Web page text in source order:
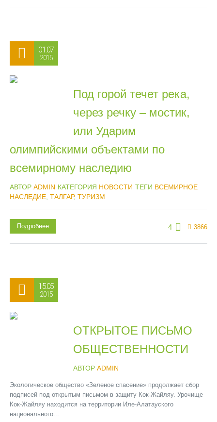
01.07
2015
Под горой течет река,
через речку – мостик,
или Ударим
олимпийскими объектами по
всемирному наследию
АВТОР ADMIN КАТЕГОРИЯ НОВОСТИ ТЕГИ ВСЕМИРНОЕ
НАСЛЕДИЕ ТАЛГАР, ТУРИЗМ
4 3866
Подробнее
15.05
2015
ОТКРЫТОЕ ПИСЬМО
ОБЩЕСТВЕННОСТИ
АВТОР ADMIN
Экологическое общество «Зеленое спасение» продолжает сбор
подписей под открытым письмом в защиту Кок-Жайляу. Урочище
Кок-Жайляу находится на территории Иле-Алатауского
национального...